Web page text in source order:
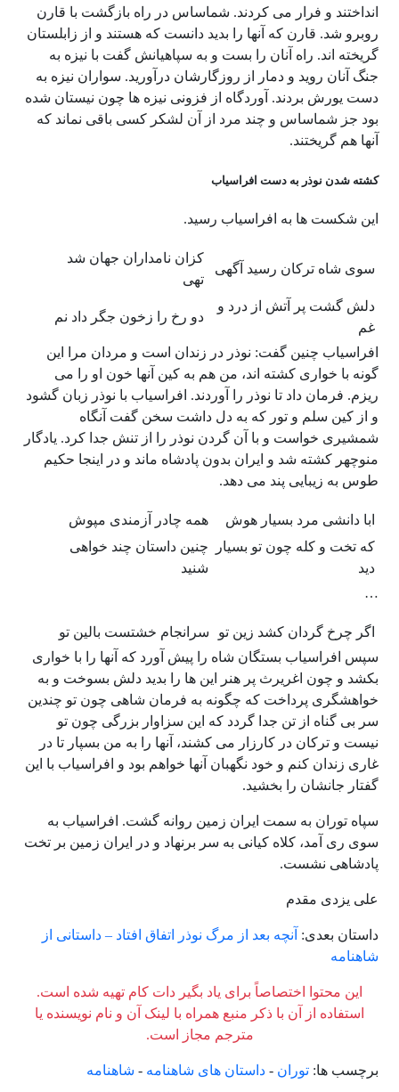
انداختند و فرار می کردند. شماساس در راه بازگشت با قارن
روبرو شد. قارن که آنها را بدید دانست که هستند و از زابلستان
گریخته اند. راه آنان را بست و به سپاهیانش گفت با نیزه به
جنگ آنان روید و دمار از روزگارشان درآورید. سواران نیزه به
دست یورش بردند. آوردگاه از فزونی نیزه ها چون نیستان شده
بود جز شماساس و چند مرد از آن لشکر کسی باقی نماند که
آنها هم گریختند.
کشته شدن نوذر به دست افراسیاب
این شکست ها به افراسیاب رسید.
سوی شاه ترکان رسید آگهی
کزان نامداران جهان شد
تهی
دلش گشت پر آتش از درد و
غم
دو رخ را زخون جگر داد نم
افراسیاب چنین گفت: نوذر در زندان است و مردان مرا این
گونه با خواری کشته اند، من هم به کین آنها خون او را می
ریزم. فرمان داد تا نوذر را آوردند. افراسیاب با نوذر زبان گشود
و از کین سلم و تور که به دل داشت سخن گفت آنگاه
شمشیری خواست و با آن گردن نوذر را از تنش جدا کرد. یادگار
منوچهر کشته شد و ایران بدون پادشاه ماند و در اینجا حکیم
طوس به زیبایی پند می دهد.
ابا دانشی مرد بسیار هوش
همه چادر آزمندی مپوش
که تخت و کله چون تو بسیار
دید
چنین داستان چند خواهی
شنید
…
اگر چرخ گردان کشد زین تو
سرانجام خشتست بالین تو
سپس افراسیاب بستگان شاه را پیش آورد که آنها را با خواری
بکشد و چون اغریرث پر هنر این ها را بدید دلش بسوخت و به
خواهشگری پرداخت که چگونه به فرمان شاهی چون تو چندین
سر بی گناه از تن جدا گردد که این سزاوار بزرگی چون تو
نیست و ترکان در کارزار می کشند، آنها را به من بسپار تا در
غاری زندان کنم و خود نگهبان آنها خواهم بود و افراسیاب با این
گفتار جانشان را بخشید.
سپاه توران به سمت ایران زمین روانه گشت. افراسیاب به
سوی ری آمد، کلاه کیانی به سر برنهاد و در ایران زمین بر تخت
پادشاهی نشست.
علی یزدی مقدم
داستان بعدی: آنچه بعد از مرگ نوذر اتفاق افتاد – داستانی از
شاهنامه
این محتوا اختصاصاً برای یاد بگیر دات کام تهیه شده است.
استفاده از آن با ذکر منبع همراه با لینک آن و نام نویسنده یا
مترجم مجاز است.
برچسب ها: توران - داستان های شاهنامه - شاهنامه